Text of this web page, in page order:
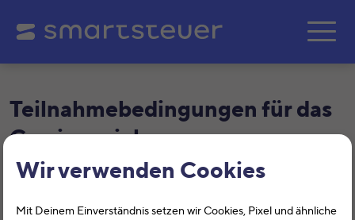
Wir verwenden Cookies
Mit Deinem Einverständnis setzen wir Cookies, Pixel und ähnliche
Zum Hauptinhalt
Teilnahmebedingungen für das
Gewinnspiel
1. Veranstalter
Veranstalter des Gewinnspiels ist: